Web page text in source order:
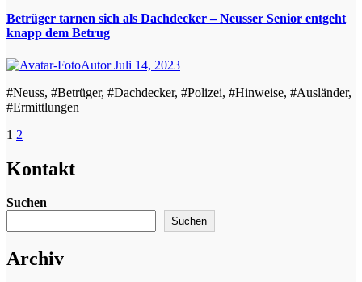
Betrüger tarnen sich als Dachdecker – Neusser Senior entgeht
knapp dem Betrug
AutorJuli 14, 2023
#Neuss, #Betrüger, #Dachdecker, #Polizei, #Hinweise, #Ausländer,
#Ermittlungen
Seitennummerierung
der
Beiträge
1 2
Kontakt
Suchen
Suchen
Archiv